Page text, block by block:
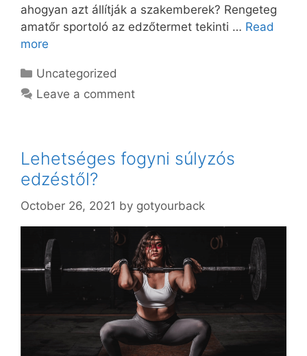
ahogyan azt állítják a szakemberek? Rengeteg
amatőr sportoló az edzőtermet tekinti … Read
more
Categories
Uncategorized
Leave a comment
Lehetséges fogyni súlyzós
edzéstől?
October 26, 2021 by gotyourback